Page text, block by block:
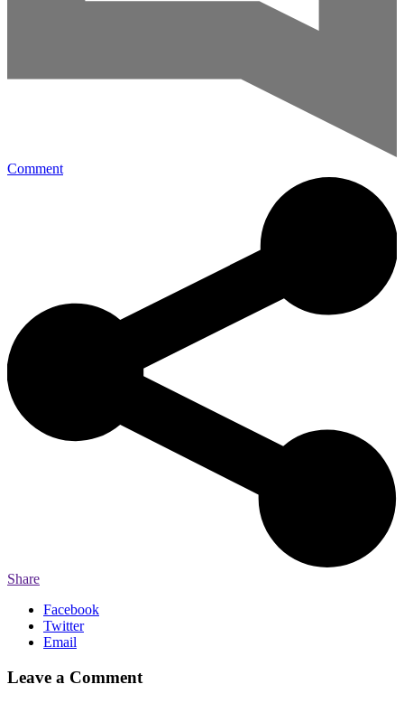
Comment
Share
Facebook
Twitter
Email
Leave a Comment